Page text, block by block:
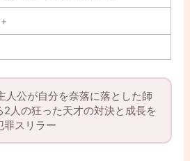
公が自分を奈落に落とした師
2人の狂った天才の対決と成長を
罪スリラー